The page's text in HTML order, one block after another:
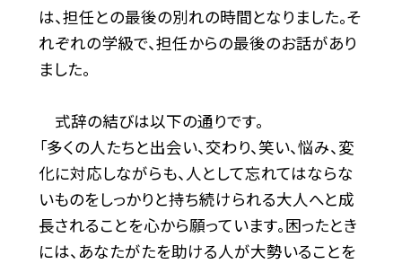
は、担任との最後の別れの時間となりました。そ
れぞれの学級で、担任からの最後のお話があり
ました。
式辞の結びは以下の通りです。
「多くの人たちと出会い、交わり、笑い、悩み、変
化に対応しながらも、人として忘れてはならな
いものをしっかりと持ち続けられる大人へと成
長されることを心から願っています。困ったとき
には、あなたがたを助ける人が大勢いることを